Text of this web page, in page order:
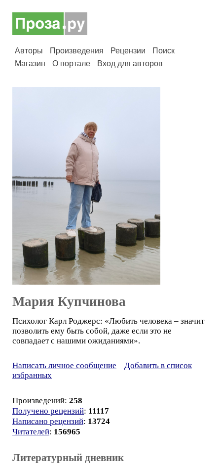
Авторы Произведения Рецензии
Поиск
Магазин
О портале Вход для авторов
Мария Купчинова
Психолог Карл Роджерс: «Любить человека – значит
позволить ему быть собой, даже если это не
совпадает с нашими ожиданиями».
Написать личное сообщение
Добавить в список
избранных
Произведений: 258
Получено рецензий: 11117
Написано рецензий: 13724
Читателей: 156965
Литературный дневник